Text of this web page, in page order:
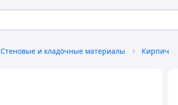
Стеновые и кладочные материалы Кирпич